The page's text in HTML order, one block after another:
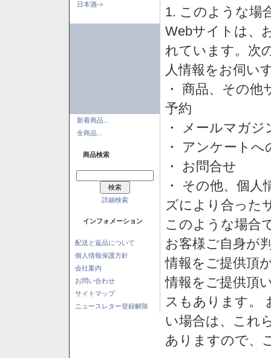
日本酒->
新着商品...
全商品...
商品検索
詳細検索
インフォメーション
配送と返品について
個人情報保護方針
会社案内
お問い合わせ
サイトマップ
ニュースレター登録解除
1. このような場
Webサイトは、
れています。次
人情報をお伺い
・ 商品、その
予約
・ メールマガ
・ アンケートへ
・ お問合せ
・ その他、個
ズにより合った
このような場合
お客様ご自身が
情報をご提供頂
情報をご提供頂
スもあります。
い場合は、これ
ありますので、